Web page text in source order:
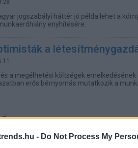
- Do Not Process My
jogszabályi háttér jó példa lehet a
enyhítésére.
a
a megélhetési költségek emelkedésének
erős bérnyomás mutatkozik a